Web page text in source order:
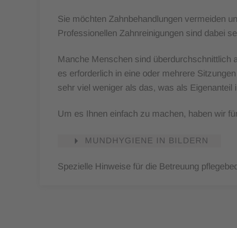
Sie möchten Zahnbehandlungen vermeiden
Professionellen Zahnreinigungen sind dabei
Manche Menschen sind überdurchschnittlich
es erforderlich in eine oder mehrere
sehr viel weniger als das, was als
Um es Ihnen einfach zu machen, haben wir
MUNDHYGIENE IN BILDERN
Spezielle Hinweise für die Betreuung